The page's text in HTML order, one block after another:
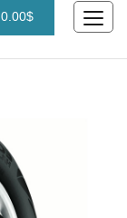
0.00$